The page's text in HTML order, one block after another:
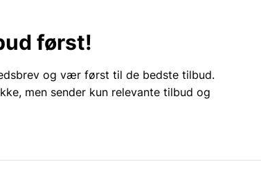
først!
og vær først til de bedste tilbud.
men sender kun relevante tilbud og